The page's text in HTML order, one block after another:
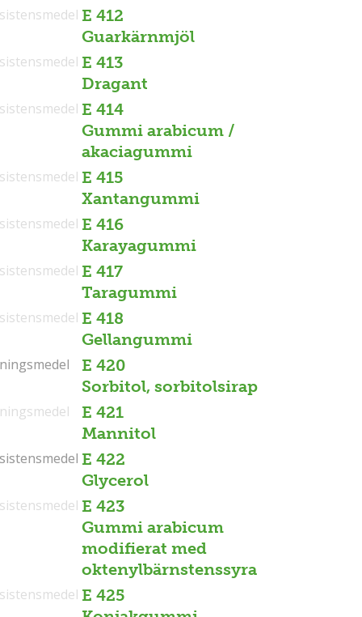
E 412
Guarkärnmjöl
E 413
Dragant
E 414
Gummi arabicum /
akaciagummi
E 415
Xantangummi
E 416
Karayagummi
E 417
Taragummi
E 418
Gellangummi
E 420
Sorbitol, sorbitolsirap
E 421
Mannitol
E 422
Glycerol
E 423
Gummi arabicum
modifierat med
oktenylbärnstenssyra
E 425